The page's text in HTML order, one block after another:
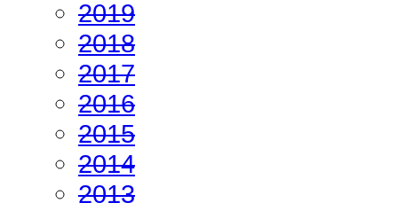
2019
2018
2017
2016
2015
2014
2013